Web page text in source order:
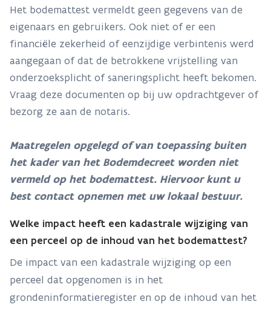
Het bodemattest vermeldt geen gegevens van de
eigenaars en gebruikers. Ook niet of er een
financiële zekerheid of eenzijdige verbintenis werd
aangegaan of dat de betrokkene vrijstelling van
onderzoeksplicht of saneringsplicht heeft bekomen.
Vraag deze documenten op bij uw opdrachtgever of
bezorg ze aan de notaris.
Maatregelen opgelegd of van toepassing buiten
het kader van het Bodemdecreet worden niet
vermeld op het bodemattest. Hiervoor kunt u
best contact opnemen met uw lokaal bestuur.
Welke impact heeft een kadastrale wijziging van
een perceel op de inhoud van het bodemattest?
De impact van een kadastrale wijziging op een
perceel dat opgenomen is in het
grondeninformatieregister en op de inhoud van het